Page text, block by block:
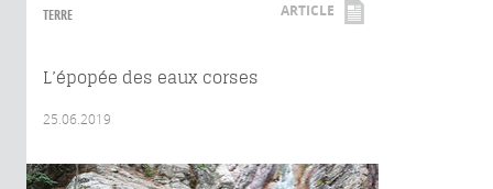
TERRE ARTICLE
L’épopée des eaux corses
25.06.2019